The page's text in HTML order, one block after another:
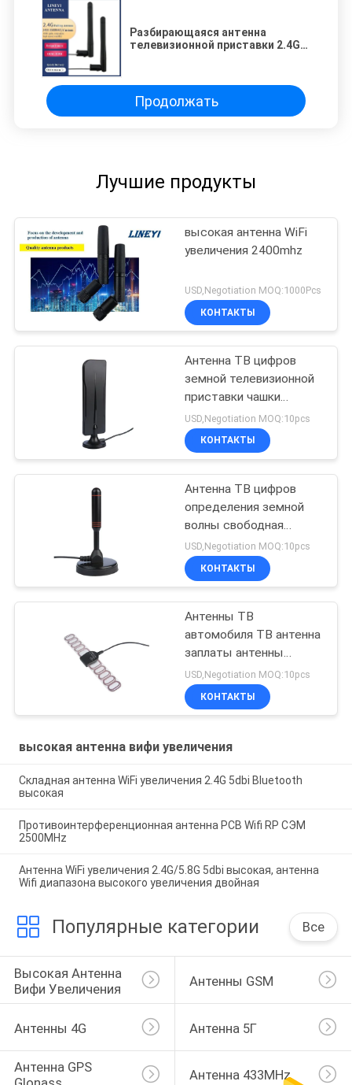
Разбирающаяся антенна
телевизионной приставки 2.4G
Продолжать
Лучшие продукты
высокая антенна WiFi
увеличения 2400mhz
USD,Negotiation MOQ:1000Pcs
КОНТАКТЫ
Антенна ТВ цифров
земной телевизионной
приставки чашки
всасывания антенны ТВ
волны свободная на
открытом воздухе
USD,Negotiation MOQ:10pcs
КОНТАКТЫ
Антенна ТВ цифров
определения земной
волны свободная
высокая
USD,Negotiation MOQ:10pcs
КОНТАКТЫ
Антенны ТВ
автомобиля ТВ антенна
заплаты антенны
сигнала крытой CMMB
активная усиленная
USD,Negotiation MOQ:10pcs
КОНТАКТЫ
высокая антенна вифи увеличения
Складная антенна WiFi увеличения 2.4G 5dbi Bluetooth
высокая
Противоинтерференционная антенна PCB Wifi RP СЭМ
2500MHz
Антенна WiFi увеличения 2.4G/5.8G 5dbi высокая, антенна
Wifi диапазона высокого увеличения двойная
Популярные категории Все
Высокая Антенна
Вифи Увеличения
Антенны GSM
Антенны 4G Антенна 5Г
Антенна GPS
Антенна 433MHz